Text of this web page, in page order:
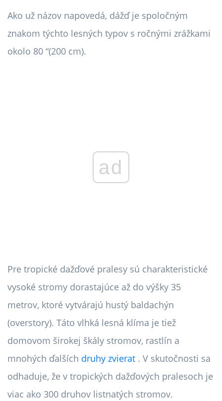
Ako už názov napovedá, dážď je spoločným
znakom týchto lesných typov s ročnými zrážkami
okolo 80 “(200 cm).
ad
Pre tropické dažďové pralesy sú charakteristické
vysoké stromy dorastajúce až do výšky 35
metrov, ktoré vytvárajú hustý baldachýn
(overstory). Táto vlhká lesná klíma je tiež
domovom širokej škály stromov, rastlín a
mnohých ďalších druhy zvierat . V skutočnosti sa
odhaduje, že v tropických dažďových pralesoch je
viac ako 300 druhov listnatých stromov.